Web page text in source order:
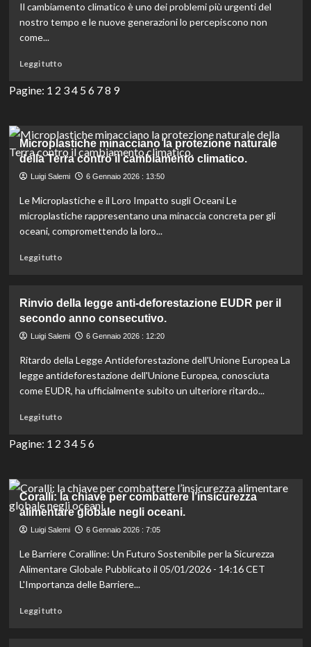
fragile
frontiera
Il cambiamento climatico è uno dei problemi più urgenti del
nostro tempo e le nuove generazioni lo percepiscono non
come...
Leggi tuttoLeggi
più
nuove
generazioni
il
climatico
Pagine: 1 2 34 5 6 78 9
Microplastiche minacciano la protezione naturale
della Terra contro il cambiamento climatico.
Luigi Salemi 6 Gennaio 2026 : 13:50
Le Microplastiche e il Loro Impatto sugli Oceani Le
microplastiche rappresentano una minaccia concreta per gli
oceani, compromettendo la loro...
Leggi tuttoLeggi
Microplastiche
minacciano
la
naturale
della
Terra
climatico.
Rinvio della legge anti-deforestazione EUDR per il
secondo anno consecutivo.
Luigi Salemi 6 Gennaio 2026 : 12:20
Ritardo della Legge Antideforestazione dell'Unione Europea La
legge antideforestazione dell'Unione Europea, conosciuta
come EUDR, ha ufficialmente subito un ulteriore ritardo...
Leggi tuttoLeggi
più
legge
anti-
deforestazione
EUDR
il
secondo
anno
Pagine: 1 2 34 5 6
Coralli: la chiave per combattere l’insicurezza
alimentare globale negli oceani.
Luigi Salemi 6 Gennaio 2026 : 7:05
Le Barriere Coralline: Un Futuro Sostenibile per la Sicurezza
Alimentare Globale Pubblicato il 05/01/2026 - 14:16 CET
L'Importanza delle Barriere...
Leggi tuttoLeggi